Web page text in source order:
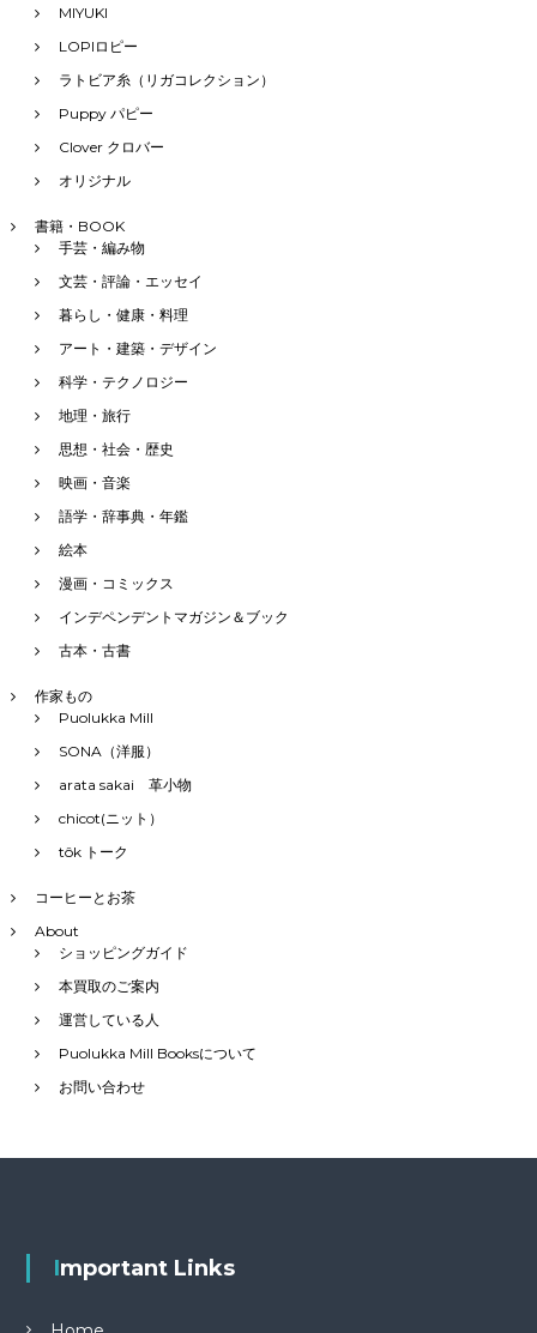
MIYUKI
LOPIロピー
ラトビア糸（リガコレクション）
Puppy パピー
Clover クロバー
オリジナル
書籍・BOOK
手芸・編み物
文芸・評論・エッセイ
暮らし・健康・料理
アート・建築・デザイン
科学・テクノロジー
地理・旅行
思想・社会・歴史
映画・音楽
語学・辞事典・年鑑
絵本
漫画・コミックス
インデペンデントマガジン＆ブック
古本・古書
作家もの
Puolukka Mill
SONA（洋服）
arata sakai 革小物
chicot(ニット）
tôk トーク
コーヒーとお茶
About
ショッピングガイド
本買取のご案内
運営している人
Puolukka Mill Booksについて
お問い合わせ
Important Links